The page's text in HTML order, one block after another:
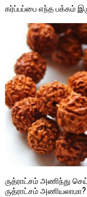
கர்ப்பப்பை எந்த பக்கம்
ருத்ராட்சம் அணிந்து
ருத்ராட்சம் அணியலாமா?